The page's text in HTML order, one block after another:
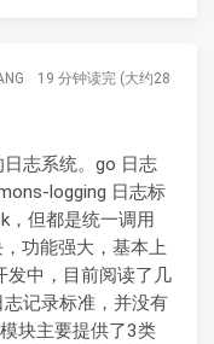
19 分钟读完 (大约2800个
志系统。go 日志
logging 日志标
，但都是统一调用
功能强大，基本上
发中，目前阅读了几
记录标准，并没有
块主要提供了3类